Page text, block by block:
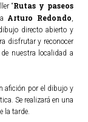
“Rutas y paseos
Arturo Redondo,
directo abierto y
disfrutar y reconocer
nuestra localidad a
afición por el dibujo y
Se realizará en una
la tarde.